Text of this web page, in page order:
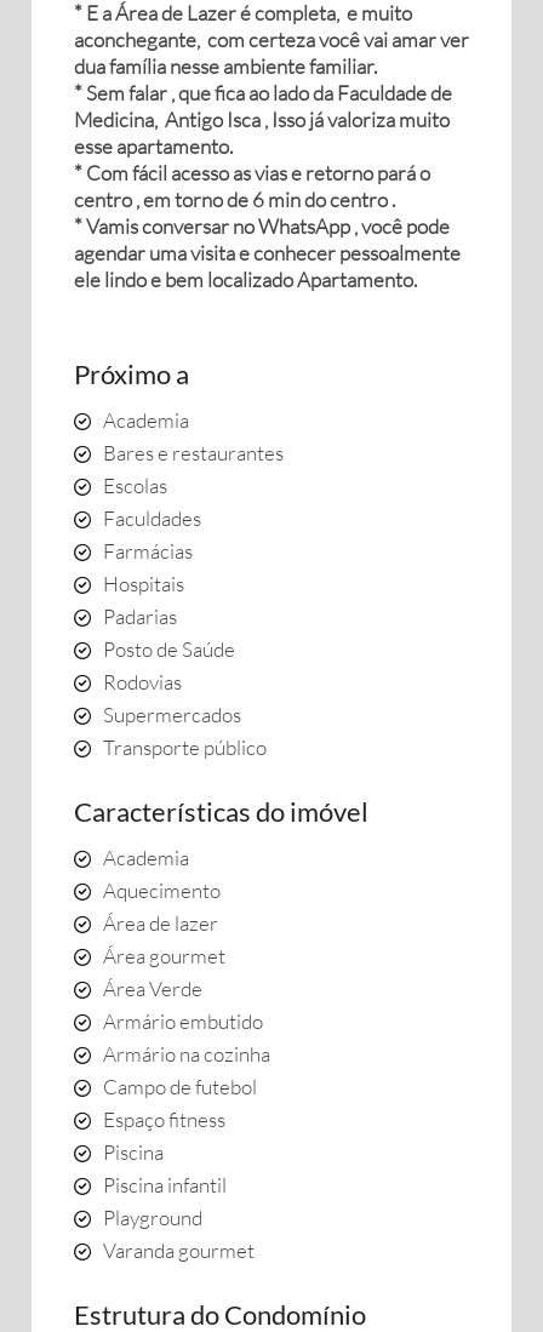
* E a Área de Lazer é completa, e muito
aconchegante, com certeza você vai amar ver
dua família nesse ambiente familiar.
* Sem falar , que fica ao lado da Faculdade de
Medicina, Antigo Isca , Isso já valoriza muito
esse apartamento.
* Com fácil acesso as vias e retorno pará o
centro , em torno de 6 min do centro .
* Vamis conversar no WhatsApp , você pode
agendar uma visita e conhecer pessoalmente
ele lindo e bem localizado Apartamento.
Próximo a
Academia
Bares e restaurantes
Escolas
Faculdades
Farmácias
Hospitais
Padarias
Posto de Saúde
Rodovias
Supermercados
Transporte público
Características do imóvel
Academia
Aquecimento
Área de lazer
Área gourmet
Área Verde
Armário embutido
Armário na cozinha
Campo de futebol
Espaço fitness
Piscina
Piscina infantil
Playground
Varanda gourmet
Estrutura do Condomínio